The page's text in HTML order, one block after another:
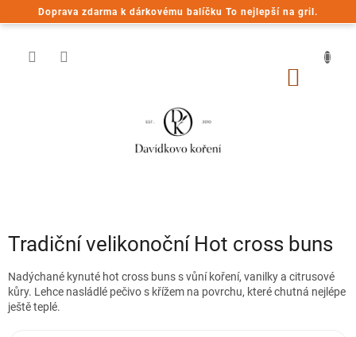
Doprava zdarma k dárkovému balíčku To nejlepší na gril.
na
Tradiční velikonoční Hot cross buns
Nadýchané kynuté hot cross buns s vůní koření, vanilky a citrusové
kůry. Lehce nasládlé pečivo s křížem na povrchu, které chutná nejlépe
ještě teplé.